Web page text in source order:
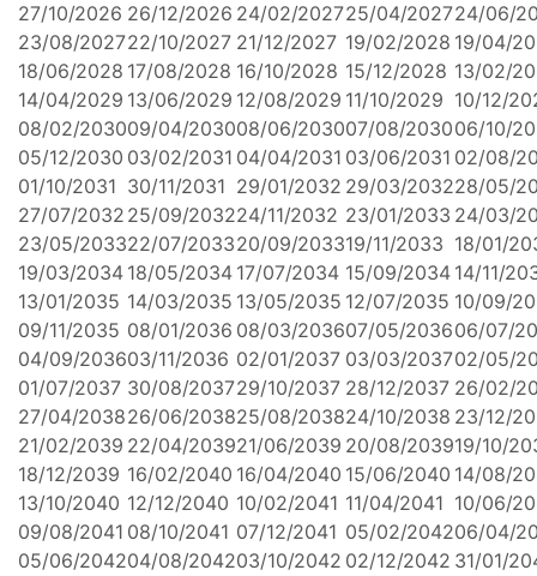
27/10/2026 26/12/2026 24/02/202725/04/202724/06/
23/08/202722/10/2027 21/12/2027 19/02/2028 19/04/
18/06/2028 17/08/2028 16/10/2028 15/12/2028 13/02/
14/04/2029 13/06/2029 12/08/2029 11/10/2029 10/12/
08/02/203009/04/203008/06/203007/08/203006/10/
05/12/2030 03/02/2031 04/04/2031 03/06/2031 02/08/
01/10/2031 30/11/2031 29/01/2032 29/03/203228/05/
27/07/2032 25/09/203224/11/2032 23/01/2033 24/03/
23/05/203322/07/203320/09/203319/11/2033 18/01/
19/03/2034 18/05/2034 17/07/2034 15/09/2034 14/11/
13/01/2035 14/03/2035 13/05/2035 12/07/2035 10/09/
09/11/2035 08/01/2036 08/03/203607/05/203606/07/
04/09/203603/11/2036 02/01/2037 03/03/203702/05/
01/07/2037 30/08/203729/10/2037 28/12/2037 26/02/
27/04/203826/06/203825/08/203824/10/2038 23/12/
21/02/2039 22/04/203921/06/2039 20/08/203919/10/
18/12/2039 16/02/2040 16/04/2040 15/06/2040 14/08/
13/10/2040 12/12/2040 10/02/2041 11/04/2041 10/06/
09/08/2041 08/10/2041 07/12/2041 05/02/204206/04/
05/06/204204/08/204203/10/2042 02/12/2042 31/01/